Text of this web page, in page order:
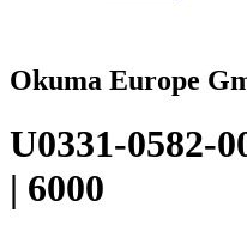
Okuma Europe
U0331-0582-
| 6000